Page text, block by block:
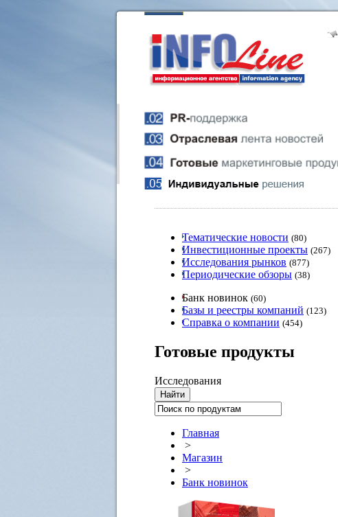
Тематические новости (80)
Инвестиционные проекты (267)
Исследования рынков (877)
Периодические обзоры (38)
Банк новинок (60)
Базы и реестры компаний (123)
Справка о компании (454)
Готовые продукты
Исследования
Главная
>
Магазин
>
Банк новинок